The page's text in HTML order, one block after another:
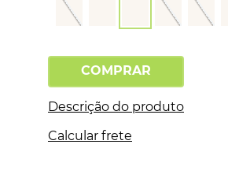
COMPRAR
Descrição do produto
Calcular frete